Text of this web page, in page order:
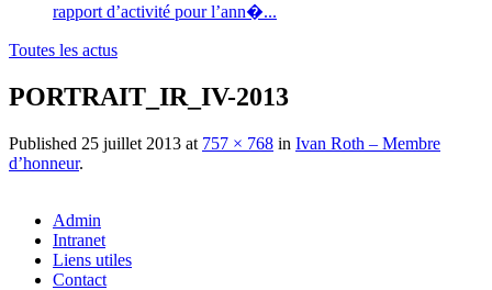
rapport d’activité pour l’ann�...
Toutes les actus
PORTRAIT_IR_IV-2013
Published 25 juillet 2013 at 757 × 768 in Ivan Roth – Membre
d’honneur.
Admin
Intranet
Liens utiles
Contact